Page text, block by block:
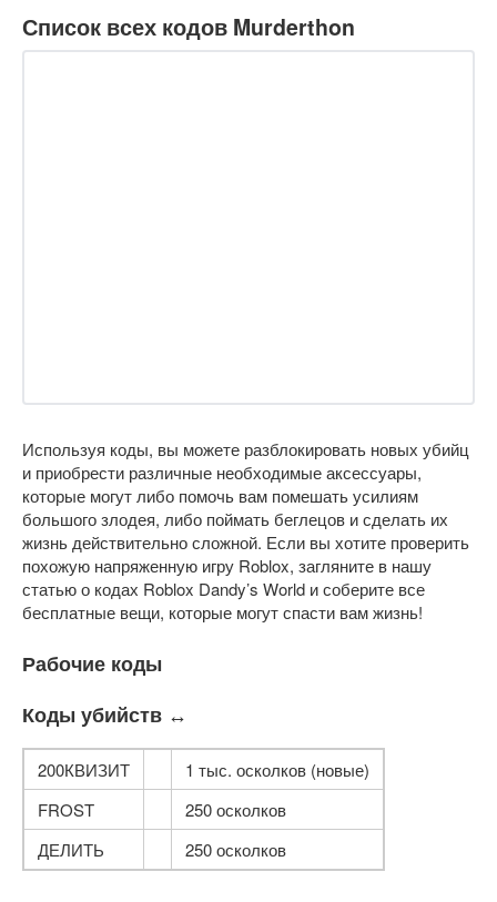
Список всех кодов Murderthon
Используя коды, вы можете разблокировать новых убийц
и приобрести различные необходимые аксессуары,
которые могут либо помочь вам помешать усилиям
большого злодея, либо поймать беглецов и сделать их
жизнь действительно сложной. Если вы хотите проверить
похожую напряженную игру Roblox, загляните в нашу
статью о кодах Roblox Dandy’s World и соберите все
бесплатные вещи, которые могут спасти вам жизнь!
Рабочие коды
Коды убийств ↔
200КВИЗИТ
1 тыс. осколков (новые)
FROST
250 осколков
ДЕЛИТЬ
250 осколков